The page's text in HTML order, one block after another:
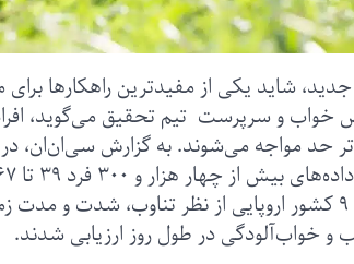
شاید یکی از مفیدترین راهکار‌ها برای
و سرپرست تیم تحقیق می‌گوید،
حد مواجه می‌شوند. به گزارش سی‌ان‌ان،
و شرکت‌کنندگان از ۹ کشور اروپایی از نظر
خواب‌آلودگی در طول روز ارزیابی شدند.